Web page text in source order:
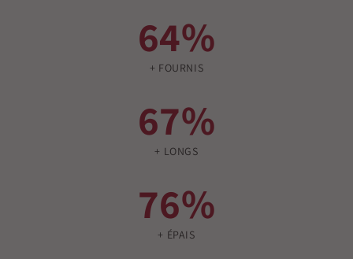
64%
+ FOURNIS
67%
+ LONGS
76%
+ ÉPAIS